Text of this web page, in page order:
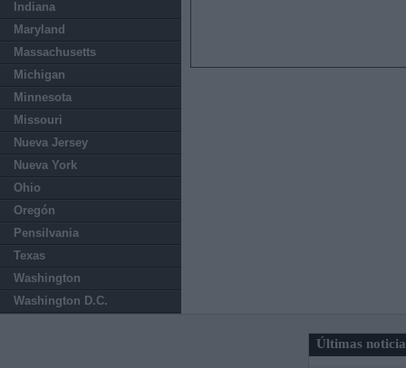
Indiana
Maryland
Massachusetts
Michigan
Minnesota
Missouri
Nueva Jersey
Nueva York
Ohio
Oregón
Pensilvania
Texas
Washington
Washington D.C.
Últimas